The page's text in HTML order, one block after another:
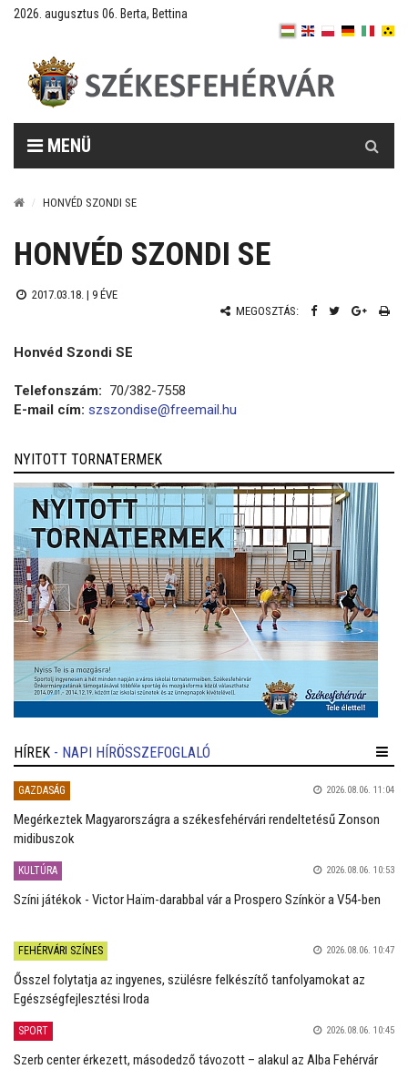
2026. augusztus 06. Berta, Bettina
MENÜ
HONVÉD SZONDI SE
HONVÉD SZONDI SE
2017.03.18. | 9 ÉVE
MEGOSZTÁS:
Honvéd Szondi SE
Telefonszám: 70/382-7558
E-mail cím: szszondise@freemail.hu
NYITOTT TORNATERMEK
HÍREK - NAPI HÍRÖSSZEFOGLALÓ
GAZDASÁG 2026.08.06. 11:04
Megérkeztek Magyarországra a székesfehérvári rendeltetésű Zonson
midibuszok
KULTÚRA 2026.08.06. 10:53
Színi játékok - Victor Haïm-darabbal vár a Prospero Színkör a V54-ben
FEHÉRVÁRI SZÍNES 2026.08.06. 10:47
Ősszel folytatja az ingyenes, szülésre felkészítő tanfolyamokat az
Egészségfejlesztési Iroda
SPORT 2026.08.06. 10:45
Szerb center érkezett, másodedző távozott – alakul az Alba Fehérvár